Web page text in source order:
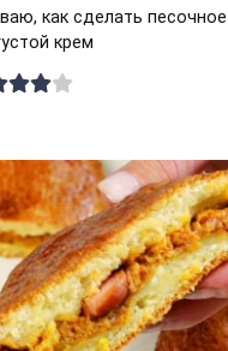
как сделать
крем